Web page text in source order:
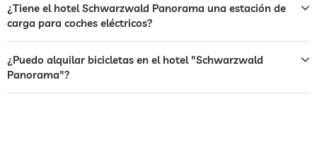
alimentos para perros
comedero y bebedero bajo petición en la
habitación
alquiler de bicicletas
jacuzzi
¿Tiene el hotel Schwarzwald Panorama una estación de
carga para coches eléctricos?
¿Puedo alquilar bicicletas en el hotel "Schwarzwald
Panorama"?